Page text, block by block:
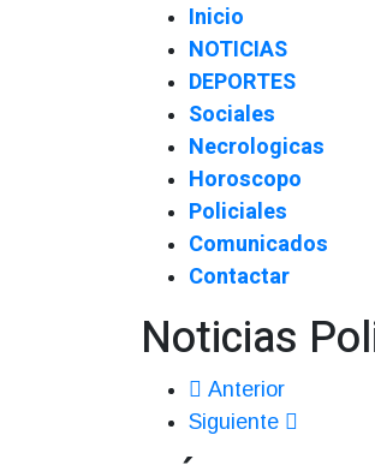
Inicio
NOTICIAS
DEPORTES
Sociales
Necrologicas
Horoscopo
Policiales
Comunicados
Contactar
Noticias
Anterior
Siguiente